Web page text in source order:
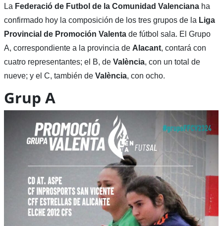
La Federació de Futbol de la Comunidad Valencianaha
confirmado hoy la composición de los tres grupos de la Liga
Provincial de Promoción Valentade fútbol sala. El Grupo
A, correspondiente a la provincia de Alacant, contará con
cuatro representantes; el B, de València, con un total de
nueve; y el C, también de València, con ocho.
Grup A